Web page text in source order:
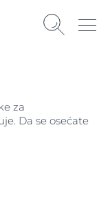
za
Da se osećate